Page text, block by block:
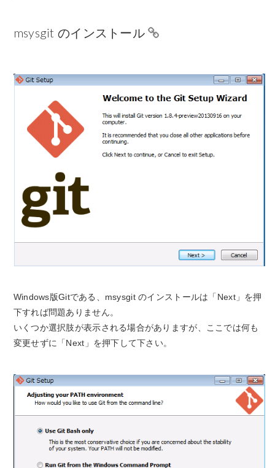
msysgit のインストール
Windows版Gitである、msysgit のインストールは「Next」を押
下すれば問題ありません。
いくつか選択肢が表示される場合がありますが、ここでは何も
変更せずに「Next」を押下して下さい。